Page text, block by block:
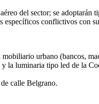
del sector; se adoptarán
conflictivos con
urbano (bancos,
la luminaria tipo led de la
calle Belgrano.